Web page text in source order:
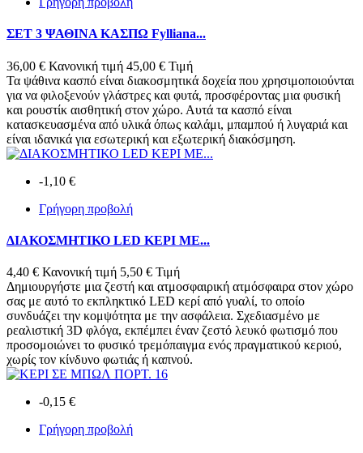
ΣΕΤ 3 ΨΑΘΙΝΑ ΚΑΣΠΩ Fylliana...
36,00 € Κανονική τιμή 45,00 € Τιμή
Τα ψάθινα κασπό είναι διακοσμητικά δοχεία που χρησιμοποιούνται
για να φιλοξενούν γλάστρες και φυτά, προσφέροντας μια φυσική
και ρουστίκ αισθητική στον χώρο. Αυτά τα κασπό είναι
κατασκευασμένα από υλικά όπως καλάμι, μπαμπού ή λυγαριά και
είναι ιδανικά για εσωτερική και εξωτερική διακόσμηση.
-1,10 €
Γρήγορη προβολή
ΔΙΑΚΟΣΜΗΤΙΚΟ LED ΚΕΡΙ ΜΕ...
4,40 € Κανονική τιμή 5,50 € Τιμή
Δημιουργήστε μια ζεστή και ατμοσφαιρική ατμόσφαιρα στον χώρο
σας με αυτό το εκπληκτικό LED κερί από γυαλί, το οποίο
συνδυάζει την κομψότητα με την ασφάλεια. Σχεδιασμένο με
ρεαλιστική 3D φλόγα, εκπέμπει έναν ζεστό λευκό φωτισμό που
προσομοιώνει το φυσικό τρεμόπαιγμα ενός πραγματικού κεριού,
χωρίς τον κίνδυνο φωτιάς ή καπνού.
-0,15 €
Γρήγορη προβολή